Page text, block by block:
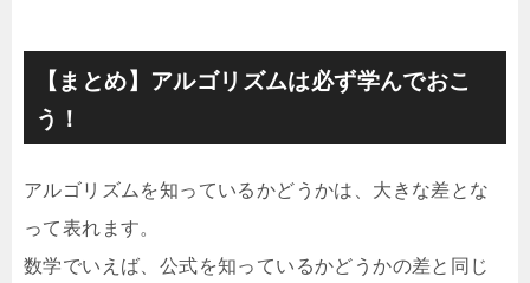
【まとめ】アルゴリズムは必ず学んでおこ
う！
アルゴリズムを知っているかどうかは、大きな差とな
って表れます。
数学でいえば、公式を知っているかどうかの差と同じ